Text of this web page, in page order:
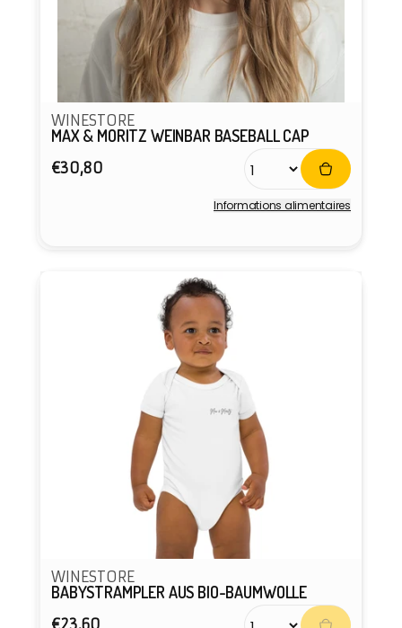
WINESTORE
MAX & MORITZ WEINBAR BASEBALL CAP
Prix
€30,80
Informations alimentaires
WINESTORE
BABYSTRAMPLER AUS BIO-BAUMWOLLE
€23,60